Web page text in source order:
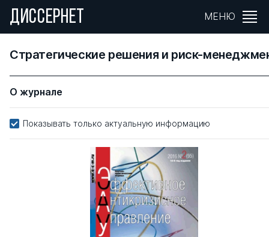
ДИССЕРНЕТ МЕНЮ
Стратегические решения и риск-
О журнале
Показывать только актуальную информацию